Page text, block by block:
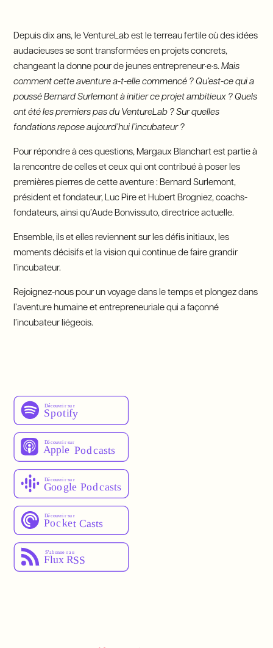
Depuis dix ans, le VentureLab est le terreau fertile où des idées
audacieuses se sont transformées en projets concrets,
changeant la donne pour de jeunes entrepreneur·e·s.Mais
comment cette aventure a-t-elle commencé ? Qu’est-ce qui a
poussé Bernard Surlemont à initier ce projet ambitieux ? Quels
ont été les premiers pas du VentureLab ? Sur quelles
fondations repose aujourd’hui l’incubateur ?
Pour répondre à ces questions, Margaux Blanchart est partie à
la rencontre de celles et ceux qui ont contribué à poser les
premières pierres de cette aventure : Bernard Surlemont,
président et fondateur, Luc Pire et Hubert Brogniez, coachs-
fondateurs, ainsi qu’Aude Bonvissuto, directrice actuelle.
Ensemble, ils et elles reviennent sur les défis initiaux, les
moments décisifs et la vision qui continue de faire grandir
l’incubateur.
Rejoignez-nous pour un voyage dans le temps et plongez dans
l’aventure humaine et entrepreneuriale qui a façonné
l’incubateur liégeois.